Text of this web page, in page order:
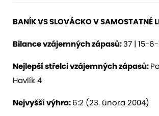
BANÍK VSSLOVÁCKOV SAMOSTATNÉ
Bilance vzájemných zápasů:37 | 15-6-
Nejlepší střelci vzájemných zápasů:
Havlík 4
Nejvyšší výhra:6:2 (23. února 2004)